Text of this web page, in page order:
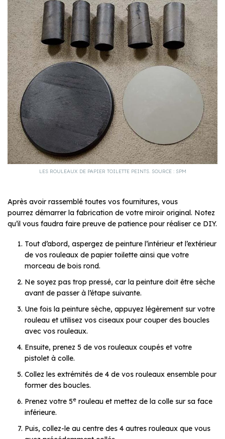
LES ROULEAUX DE PAPIER TOILETTE PEINTS. SOURCE : SPM
Après avoir rassemblé toutes vos fournitures, vous
pourrez démarrer la fabrication de votre miroir original. Notez
qu’il vous faudra faire preuve de patience pour réaliser ce DIY.
Tout d’abord, aspergez de peinture l’intérieur et l’extérieur
de vos rouleaux de papier toilette ainsi que votre
morceau de bois rond.
Ne soyez pas trop pressé, car la peinture doit être sèche
avant de passer à l’étape suivante.
Une fois la peinture sèche, appuyez légèrement sur votre
rouleau et utilisez vos ciseaux pour couper des boucles
avec vos rouleaux.
Ensuite, prenez 5 de vos rouleaux coupés et votre
pistolet à colle.
Collez les extrémités de 4 de vos rouleaux ensemble pour
former des boucles.
Prenez votre 5e rouleau et mettez de la colle sur sa face
inférieure.
Puis, collez-le au centre des 4 autres rouleaux que vous